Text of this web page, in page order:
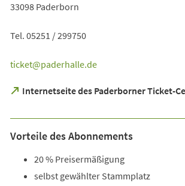
33098 Paderborn
Tel. 05251 / 299750
ticket paderhalle de
Internetseite des Paderborner Ticket-
(Öffnet
Tab)
Vorteile des Abonnements
20 % Preisermäßigung
selbst gewählter Stammplatz